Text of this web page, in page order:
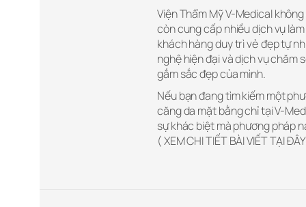
Viện Thẩm Mỹ V-Medical
còn cung cấp nhiều dịch vụ
khách hàng duy trì vẻ đẹp tự
nghệ hiện đại và dịch vụ chăm
gắm sắc đẹp của mình.
Nếu bạn đang tìm kiếm một
căng da mặt bằng chỉ tại V-
sự khác biệt mà phương pháp
( XEM CHI TIẾT BÀI VIẾT TẠI